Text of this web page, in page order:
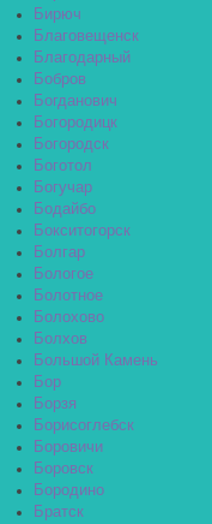
Бирюч
Благовещенск
Благодарный
Бобров
Богданович
Богородицк
Богородск
Боготол
Богучар
Бодайбо
Бокситогорск
Болгар
Бологое
Болотное
Болохово
Болхов
Большой Камень
Бор
Борзя
Борисоглебск
Боровичи
Боровск
Бородино
Братск